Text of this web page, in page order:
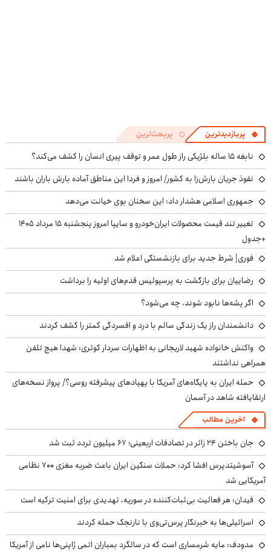
پربازدیدترین پربحث‌ترین
نابغه ۱۵ ساله بلژیکی راز طول عمر و توقف پیری انسان را کشف می‌کند؟
نفوذ جریان بارش‌زا به کشور/ امروز و فردا این مناطق آماده بارش باران باشند
جمهوری اسلامی هشدار داد: این سخنان بوی خیانت می‌دهد
تغییر تند قیمت محصولات ایران‌خودرو و سایپا امروز پنجشنبه ۱۵ مرداد ۱۴۰۵
+جدول
فوری| شرط جدید برای بازنشستگی اعلام شد
رضاییان برای بازگشت به پرسپولیس قدم‌های اولیه را برداشت
اگر پشه‌ها نابود شوند، چه می‌شود؟
دانشمندان راز یک زندگی سالم با درد و افسردگی کمتر را کشف کردند
واکنش خانواده شهید لاریجانی به اظهارات سردار کوثری: شهدا هیچ تلفن
همراهی نداشتند
حمله ایران به پایگاه‌های آمریکا با پهپادهای پیشرفته روسی؟/ پرواز نسخه‌های
ارتقایافته شاهد در آسمان
آخرین مطالب
جان باختن ۲۴ زائر در تصادفات اربعینی؛ ۶۷ میلیون تردد ثبت شد
آسوشیتدپرس افشا کرد: حملات سنگین ایران باعث ضربه مغزی ۷۰۰ نظامی
آمریکایی شد
فیدان: هر فعالیت بی‌ثبات‌کننده در سوریه، تهدیدی برای امنیت ترکیه است
اسرائیلی‌ها به خبرنگار پرس‌تی‌وی با نارنجک حمله کردند
مدودف: مایه شرمساری است که در سالگرد بمباران اتمی ژاپنی‌ها نامی از آمریکا